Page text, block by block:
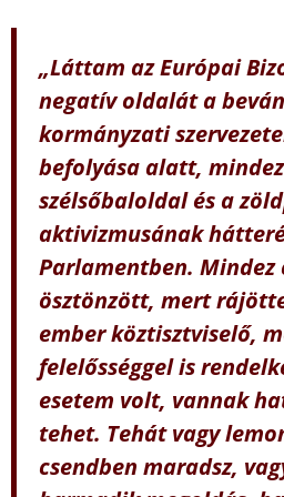
„Láttam az Európai
negatív oldalát a
kormányzati
befolyása alatt,
szélsőbaloldal és a
aktivizmusának
Parlamentben. Mindez
ösztönzött, mert
ember köztisztviselő,
felelősséggel is
esetem volt, vannak
tehet. Tehát vagy
csendben maradsz,